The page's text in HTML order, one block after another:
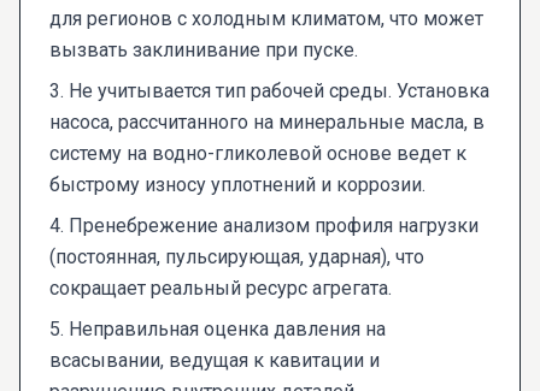
для регионов с холодным климатом, что может
вызвать заклинивание при пуске.
3. Не учитывается тип рабочей среды. Установка
насоса, рассчитанного на минеральные масла, в
систему на водно-гликолевой основе ведет к
быстрому износу уплотнений и коррозии.
4. Пренебрежение анализом профиля нагрузки
(постоянная, пульсирующая, ударная), что
сокращает реальный ресурс агрегата.
5. Неправильная оценка давления на
всасывании, ведущая к кавитации и